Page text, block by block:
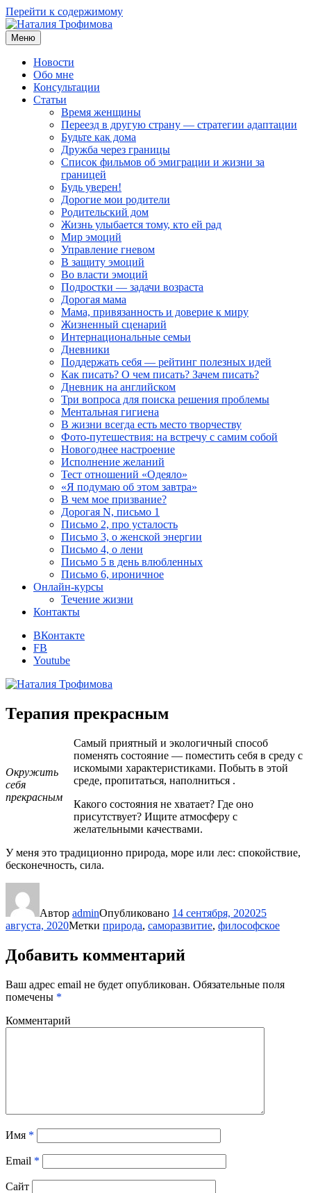
Перейти к содержимому
Наталия Трофимова
Психолог онлайн
Меню
Новости
Обо мне
Консультации
Статьи
Время женщины
Переезд в другую страну — стратегии адаптации
Будьте как дома
Дружба через границы
Список фильмов об эмиграции и жизни за
границей
Будь уверен!
Дорогие мои родители
Родительский дом
Жизнь улыбается тому, кто ей рад
Мир эмоций
Управление гневом
В защиту эмоций
Во власти эмоций
Подростки — задачи возраста
Дорогая мама
Мама, привязанность и доверие к миру
Жизненный сценарий
Интернациональные семьи
Дневники
Поддержать себя — рейтинг полезных идей
Как писать? О чем писать? Зачем писать?
Дневник на английском
Три вопроса для поиска решения проблемы
Ментальная гигиена
В жизни всегда есть место творчеству
Фото-путешествия: на встречу с самим собой
Новогоднее настроение
Исполнение желаний
Тест отношений «Одеяло»
«Я подумаю об этом завтра»
В чем мое призвание?
Дорогая N, письмо 1
Письмо 2, про усталость
Письмо 3, о женской энергии
Письмо 4, о лени
Письмо 5 в день влюбленных
Письмо 6, ироничное
Онлайн-курсы
Течение жизни
Контакты
ВКонтакте
FB
Youtube
Терапия прекрасным
Окружить
себя
прекрасным
Самый приятный и экологичный способ
поменять состояние — поместить себя в среду с
искомыми характеристиками. Побыть в этой
среде, пропитаться, наполниться .
Какого состояния не хватает? Где оно
присутствует? Ищите атмосферу с
желательными качествами.
У меня это традиционно природа, море или лес: спокойствие,
бесконечность, сила.
Автор adminОпубликовано 14 сентября, 202025
августа, 2020Метки природа, саморазвитие, философское
Добавить комментарий
Ваш адрес email не будет опубликован. Обязательные поля
помечены *
Комментарий
Имя *
Email *
Сайт